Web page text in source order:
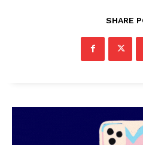
SHARE